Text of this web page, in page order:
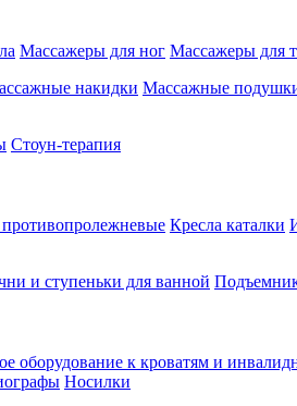
Массажеры для ног Массажеры для
накидки Массажные
Стоун-терапия
Кресла каталки
и ступеньки для ванной
оборудование к кроватям и
Носилки